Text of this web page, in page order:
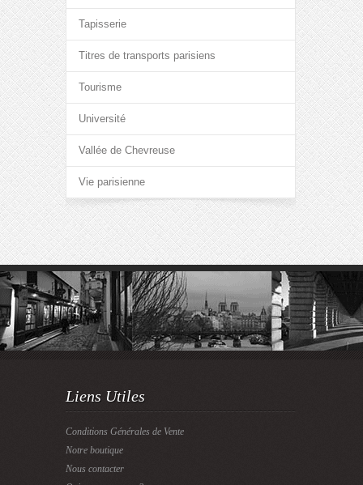
Tapisserie
Titres de transports parisiens
Tourisme
Université
Vallée de Chevreuse
Vie parisienne
Liens Utiles
Conditions Générales de Vente
Notre boutique
Nous contacter